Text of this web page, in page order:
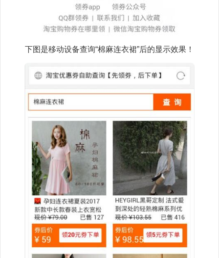
下图是移动设备查询“棉麻连衣裙”后的显示效果！